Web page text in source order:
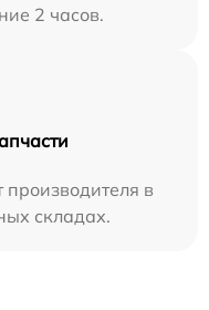
2 часов.
производителя в
складах.